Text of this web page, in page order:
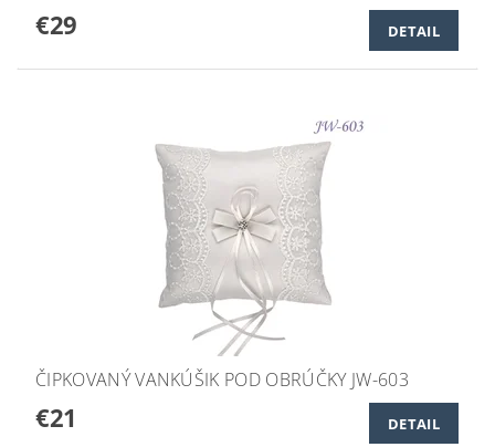
€29 DETAIL
ČIPKOVANÝ VANKÚŠIK POD OBRÚČKY JW-603
€21 DETAIL